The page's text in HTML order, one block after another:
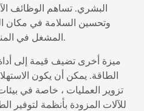
البشري. تساهم الوظائف
وتحسين السلامة في مكان
المشغل في المناطق ذات درجة الحرارة العالية.
ميزة أخرى تضيف قيمة إلى
الطاقة. يمكن أن يكون
تزوير العمليات ، خاصة في
للآلات المزودة بأنظمة لتوفير